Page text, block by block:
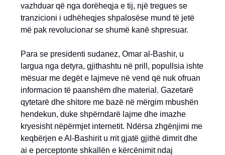
vazhduar që nga dorëheqja e tij, një tregues se
tranzicioni i udhëheqjes shpalosëse mund të jetë
më pak revolucionar se shumë kanë shpresuar.
Para se presidenti sudanez, Omar al-Bashir, u
largua nga detyra, gjithashtu në prill, popullsia ishte
mësuar me degët e lajmeve në vend që nuk ofruan
informacion të paanshëm dhe material. Gazetarë
qytetarë dhe shitore me bazë në mërgim mbushën
hendekun, duke shpërndarë lajme dhe imazhe
kryesisht nëpërmjet internetit. Ndërsa zhgënjimi me
keqbërjen e Al-Bashirit u rrit gjatë gjithë dimrit dhe
ai e perceptonte shkallën e kërcënimit ndaj